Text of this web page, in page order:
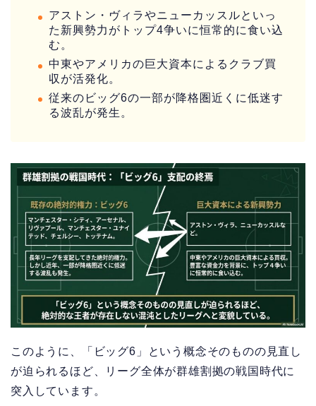
アストン・ヴィラやニューカッスルといっ
た新興勢力がトップ4争いに恒常的に食い込
む。
中東やアメリカの巨大資本によるクラブ買
収が活発化。
従来のビッグ6の一部が降格圏近くに低迷す
る波乱が発生。
このように、「ビッグ6」という概念そのものの見直し
が迫られるほど、リーグ全体が群雄割拠の戦国時代に
突入しています。